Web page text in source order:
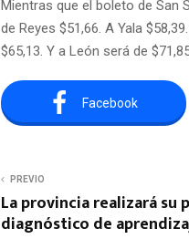
Mientras que el boleto de San
de Reyes $51,66. A Yala
$65,13. Y a León será de
Facebook
PREVIO
La provincia realizará su
diagnóstico de